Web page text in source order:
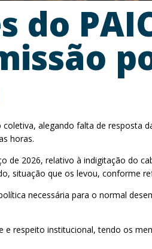
do
alegando falta de resposta
horas.
2026, relativo à indigitação do
que os levou, conforme
necessária para o normal
respeito institucional, tendo os